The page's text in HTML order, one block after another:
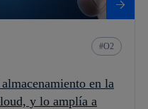
O2
en la
y lo amplía a